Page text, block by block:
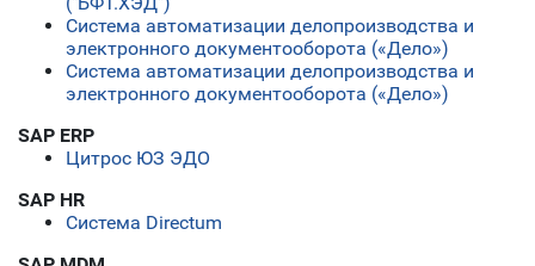
Система автоматизации делопроизводства и
электронного документооборота («Дело»)
Система автоматизации делопроизводства и
электронного документооборота («Дело»)
SAP ERP
Цитрос ЮЗ ЭДО
SAP HR
Система Directum